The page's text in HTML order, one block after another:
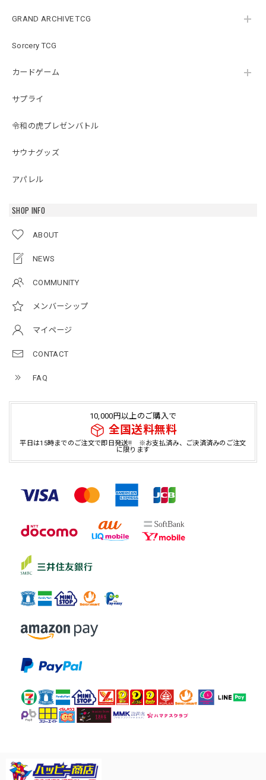
GRAND ARCHIVE TCG
Sorcery TCG
カードゲーム
サプライ
令和の虎プレゼンバトル
サウナグッズ
アパレル
SHOP INFO
ABOUT
NEWS
COMMUNITY
メンバーシップ
マイページ
CONTACT
FAQ
10,000円以上のご購入で
全国送料無料
平日は15時までのご注文で即日発送!! ※お支払済み、ご決済済みのご注文
に限ります